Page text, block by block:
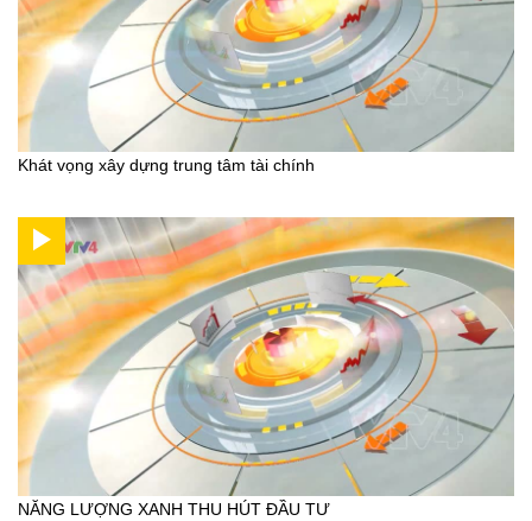
Khát vọng xây dựng trung tâm tài chính
NĂNG LƯỢNG XANH THU HÚT ĐẦU TƯ